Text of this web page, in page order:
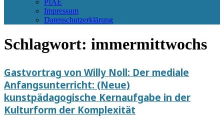
Impressum
Datenschutzerklärung
Schlagwort: immermittwochs
Gastvortrag von Willy Noll: Der mediale
Anfangsunterricht: (Neue)
kunstpädagogische Kernaufgabe in der
Kulturform der Komplexität